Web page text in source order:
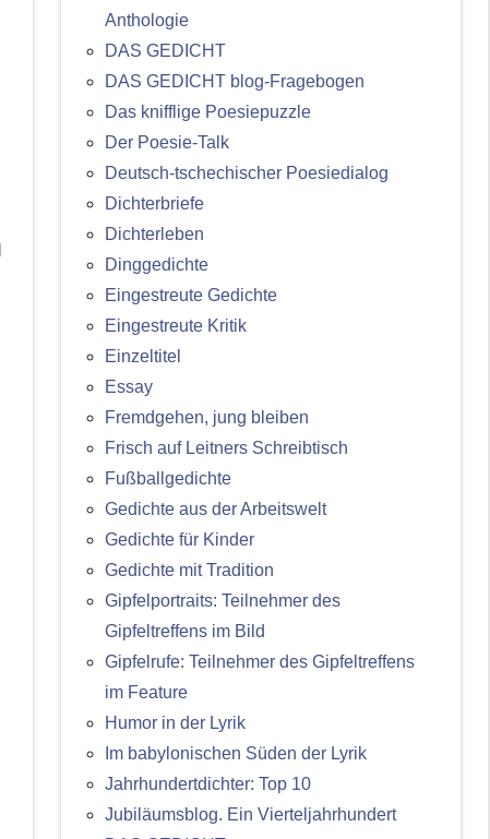
Anthologie
DAS GEDICHT
DAS GEDICHT blog-Fragebogen
Das knifflige Poesiepuzzle
Der Poesie-Talk
Deutsch-tschechischer Poesiedialog
Dichterbriefe
Dichterleben
Dinggedichte
Eingestreute Gedichte
Eingestreute Kritik
Einzeltitel
Essay
Fremdgehen, jung bleiben
Frisch auf Leitners Schreibtisch
Fußballgedichte
Gedichte aus der Arbeitswelt
Gedichte für Kinder
Gedichte mit Tradition
Gipfelportraits: Teilnehmer des
Gipfeltreffens im Bild
Gipfelrufe: Teilnehmer des Gipfeltreffens
im Feature
Humor in der Lyrik
Im babylonischen Süden der Lyrik
Jahrhundertdichter: Top 10
Jubiläumsblog. Ein Vierteljahrhundert